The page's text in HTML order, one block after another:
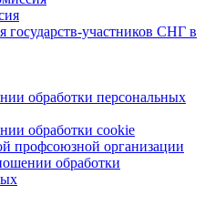
государств-участников СНГ в
обработки персональных
обработки cookie
профсоюзной организации
обработки